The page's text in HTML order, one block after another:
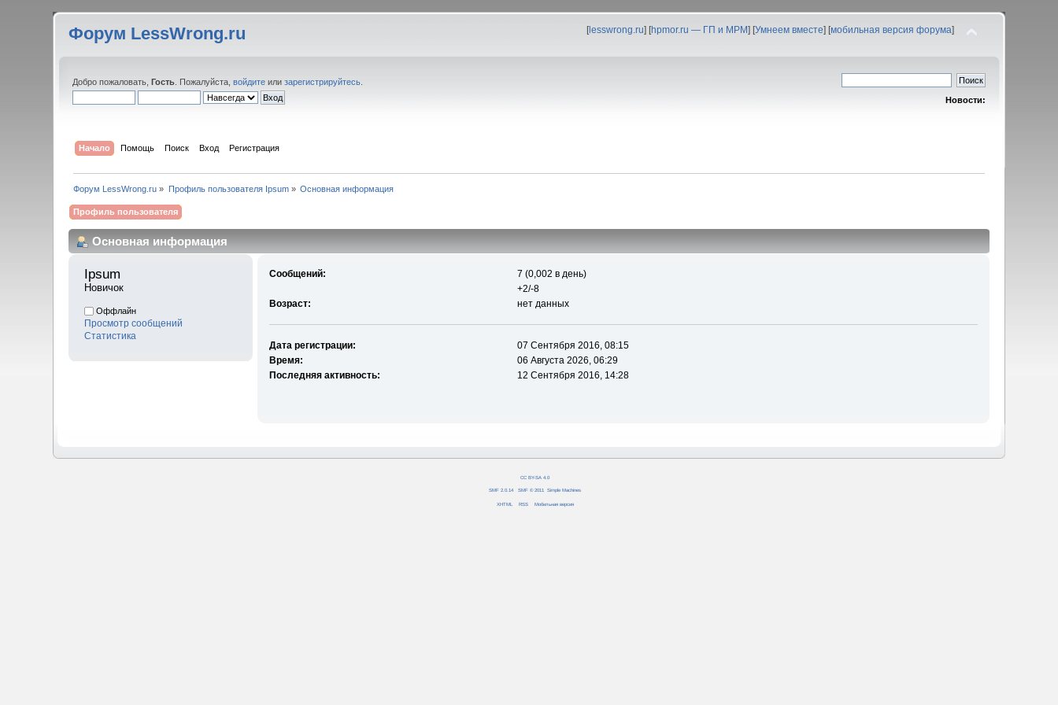
Форум LessWrong.ru [lesswrong.ru] [hpmor.ru — ГП и МРМ] [Умнеем вместе] [мобильная версия форума]
Добро пожаловать,Гость . Пожалуйста,войдите илизарегистрируйтесь
Новости:
Начало Помощь Поиск Вход Регистрация
Форум LessWrong.ru » Профиль пользователя Ipsum» Основная информация
Профиль пользователя
Основная информация
Ipsum
Новичок
Оффлайн
Просмотр сообщений
Статистика
Сообщений:
7 (0,002 в день)
+2/-8
Возраст:
нет данных
Дата регистрации:
07 Сентября 2016, 08:15
Время:
06 Августа 2026, 06:29
Последняя активность:
12 Сентября 2016, 14:28
CC BY-SA 4.0
SMF 2.0.14 SMF © 2011 Simple Machines
XHTML RSS Мобильная версия